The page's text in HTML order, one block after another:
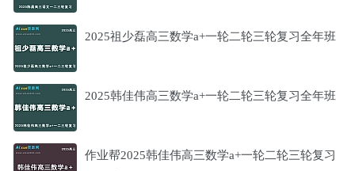
2025祖少磊高三数学a+一轮二轮三轮复习全年班
2025韩佳伟高三数学a+一轮二轮三轮复习全年班
作业帮2025韩佳伟高三数学a+一轮二轮三轮复习